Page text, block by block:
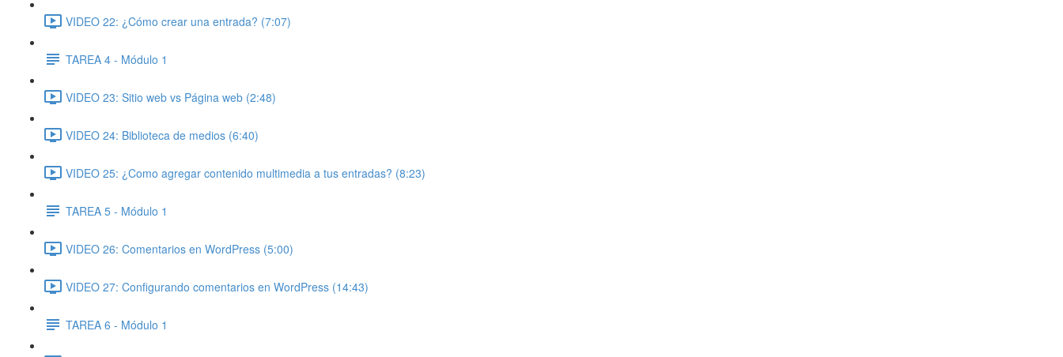
VIDEO 22: ¿Cómo crear una entrada? (7:07)
TAREA 4 - Módulo 1
VIDEO 23: Sitio web vs Página web (2:48)
VIDEO 24: Biblioteca de medios (6:40)
VIDEO 25: ¿Como agregar contenido multimedia a tus entradas? (8:23)
TAREA 5 - Módulo 1
VIDEO 26: Comentarios en WordPress (5:00)
VIDEO 27: Configurando comentarios en WordPress (14:43)
TAREA 6 - Módulo 1